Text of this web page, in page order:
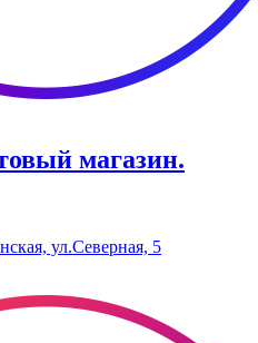
магазин.
ул.Северная, 5